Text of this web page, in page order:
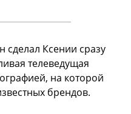
сделал Ксении сразу
телеведущая
на которой
брендов.